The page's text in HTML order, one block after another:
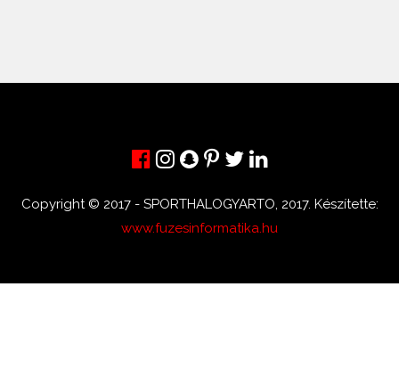
Copyright © 2017 - SPORTHALOGYARTO, 2017. Készítette:
www.fuzesinformatika.hu